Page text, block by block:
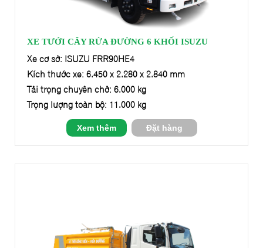
XE TƯỚI CÂY RỬA ĐƯỜNG 6 KHỐI ISUZU
Xe cơ sở: ISUZU FRR90HE4
Kích thước xe: 6.450 x 2.280 x 2.840 mm
Tải trọng chuyên chở: 6.000 kg
Trọng lượng toàn bộ: 11.000 kg
Xem thêm Đặt hàng